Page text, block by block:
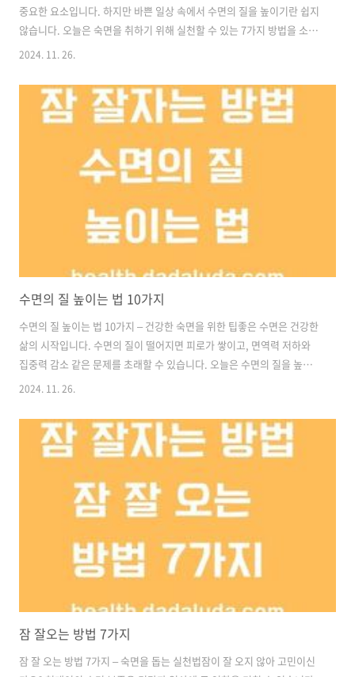
중요한 요소입니다. 하지만 바쁜 일상 속에서 수면의 질을 높이기란 쉽지
않습니다. 오늘은 숙면을 취하기 위해 실천할 수 있는 7가지 방법을 소개
합니다. 꾸준히 실천하면 더 나은 수면을 경험할 수 있을 것입니다.1. 규
높이는 가장 기본적인 방법입니다. 주말에도 일정한 수면 시간을 유지하
면 생체리듬이 안정되고 숙면에 도움이 됩니다. 2. 수면에 적합한 환경
조성침실은 수면만을 위한 공간으로 활용하세요. 어두운 조명과 조용한
환경을 만들고 온도를 18~22℃로 유지하면 더욱 편안한 잠자리를 만들
수 있습니다.3. 스마트폰 사용 줄이기전자기기에서 나오는 블루라이트
2024. 11. 26.
수면의 질 높이는 법 10가지
수면의 질 높이는 법 10가지 – 건강한 숙면을 위한 팁좋은 수면은 건강한
삶의 시작입니다. 수면의 질이 떨어지면 피로가 쌓이고, 면역력 저하와
집중력 감소 같은 문제를 초래할 수 있습니다. 오늘은 수면의 질을 높이
는 10가지 방법을 소개합니다. 꾸준히 실천하면 숙면을 통해 더 나은 일
고 일어나는 것은 생체리듬을 안정시키는 가장 기본적인 방법입니다. 주
말에도 일정한 패턴을 유지하면 수면의 질이 눈에 띄게 향상됩니다. 2.
침실 환경 개선침실은 수면만을 위한 공간으로 활용하세요. 조명을 어둡
게 하고 소음을 최소화하며, 온도는 약 18~22℃를 유지하는 것이 좋습니
다. 블라인드나 커튼을 사용해 빛을 차단하면 더욱 효과적입니다.3. 카..
2024. 11. 26.
잠 잘오는 방법 7가지
잠 잘 오는 방법 7가지 – 숙면을 돕는 실천법잠이 잘 오지 않아 고민이신